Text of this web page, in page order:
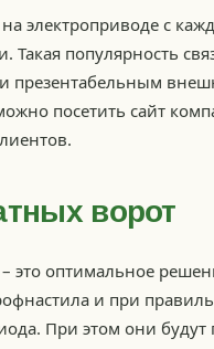
электроприводе с
Такая популярность
презентабельным
посетить сайт
ворот
это оптимальное
и при
При этом они